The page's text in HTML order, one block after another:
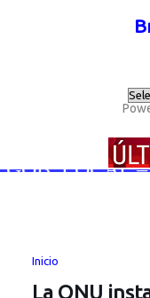
LOCAL –
Inicio
La ONU